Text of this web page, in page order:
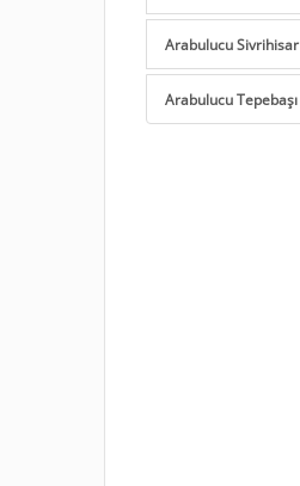
Arabulucu Sivrihisar
Arabulucu Tepebaşı